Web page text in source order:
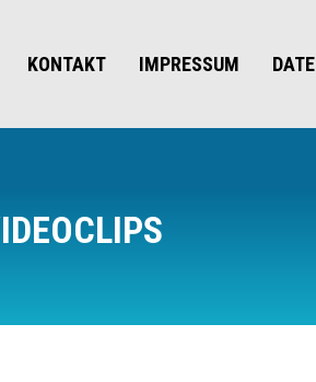
KONTAKT IMPRESSUM